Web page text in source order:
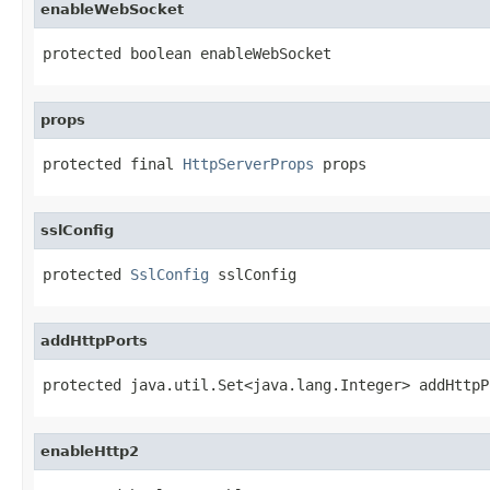
enableWebSocket
protected boolean enableWebSocket
props
protected final HttpServerProps props
sslConfig
protected SslConfig sslConfig
addHttpPorts
protected java.util.Set<java.lang.Integer>
enableHttp2